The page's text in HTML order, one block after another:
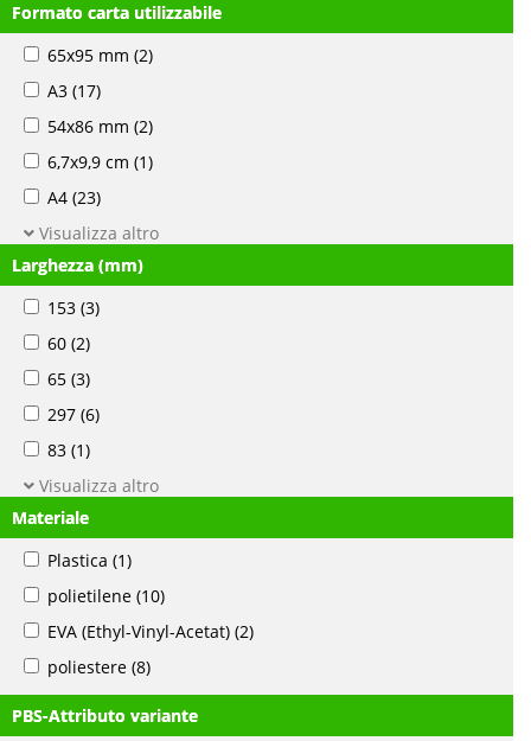
Formato carta utilizzabile
65x95 mm (2)
A3 (17)
54x86 mm (2)
6,7x9,9 cm (1)
A4 (23)
Visualizza altro
Larghezza (mm)
153 (3)
60 (2)
65 (3)
297 (6)
83 (1)
Visualizza altro
Materiale
Plastica (1)
polietilene (10)
EVA (Ethyl-Vinyl-Acetat) (2)
poliestere (8)
PBS-Attributo variante